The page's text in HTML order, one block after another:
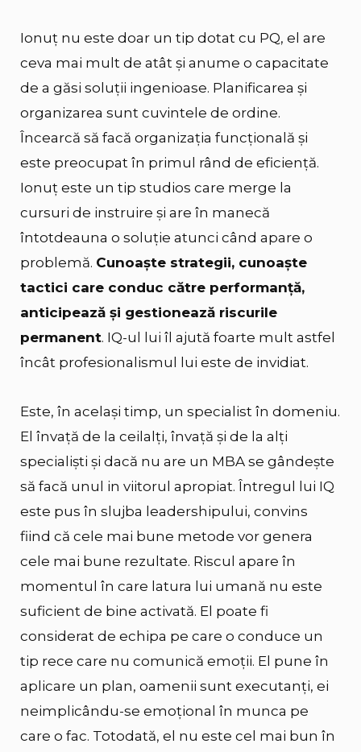
Ionuț nu este doar un tip dotat cu PQ, el are
ceva mai mult de atât și anume o capacitate
de a găsi soluții ingenioase. Planificarea și
organizarea sunt cuvintele de ordine.
Încearcă să facă organizația funcțională și
este preocupat în primul rând de eficiență.
Ionuț este un tip studios care merge la
cursuri de instruire și are în manecă
întotdeauna o soluție atunci când apare o
problemă. Cunoaște strategii, cunoaște
tactici care conduc către performanță,
anticipează și gestionează riscurile
permanent. IQ-ul lui îl ajută foarte mult astfel
încât profesionalismul lui este de invidiat.
Este, în același timp, un specialist în domeniu.
El învață de la ceilalți, învață și de la alți
specialiști și dacă nu are un MBA se gândește
să facă unul in viitorul apropiat. Întregul lui IQ
este pus în slujba leadershipului, convins
fiind că cele mai bune metode vor genera
cele mai bune rezultate. Riscul apare în
momentul în care latura lui umană nu este
suficient de bine activată. El poate fi
considerat de echipa pe care o conduce un
tip rece care nu comunică emoții. El pune în
aplicare un plan, oamenii sunt executanți, ei
neimplicându-se emoțional în munca pe
care o fac. Totodată, el nu este cel mai bun în